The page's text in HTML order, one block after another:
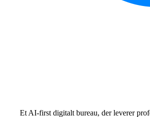
Et AI-first digitalt bureau, der leverer